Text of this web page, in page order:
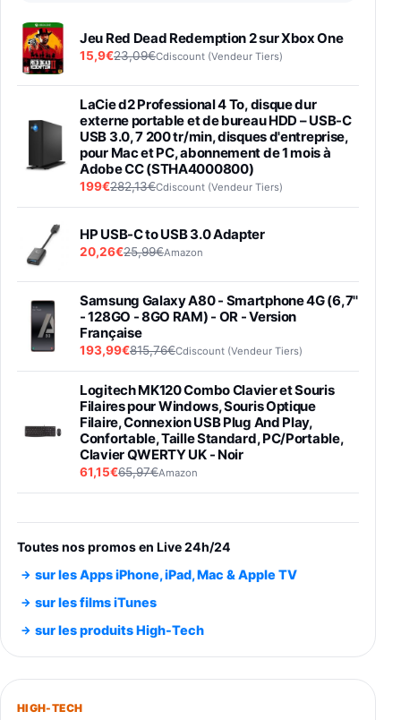
Jeu Red Dead Redemption 2 sur Xbox One
15,9€23,09€Cdiscount (Vendeur Tiers)
LaCie d2 Professional 4 To, disque dur
externe portable et de bureau HDD – USB-C
USB 3.0, 7 200 tr/min, disques d'entreprise,
pour Mac et PC, abonnement de 1 mois à
Adobe CC (STHA4000800)
199€282,13€Cdiscount (Vendeur Tiers)
HP USB-C to USB 3.0 Adapter
20,26€25,99€Amazon
Samsung Galaxy A80 - Smartphone 4G (6,7''
- 128GO - 8GO RAM) - OR - Version
Française
193,99€815,76€Cdiscount (Vendeur Tiers)
Logitech MK120 Combo Clavier et Souris
Filaires pour Windows, Souris Optique
Filaire, Connexion USB Plug And Play,
Confortable, Taille Standard, PC/Portable,
Clavier QWERTY UK - Noir
61,15€65,97€Amazon
entraénement direct 3 vitesses (33-45-78
trs/min) avec pre-ampli intégré et port USB
Smartphone SAMSUNG Galaxy S26 Ultra
891,99€1199€Fnac (Vendeur Tiers)
Smartphone SAMSUNG Galaxy S26+ Violet
749,99€
Toutes nos promos en Live 24h/24
sur les Apps iPhone, iPad, Mac & Apple TV
sur les films iTunes
sur les produits High-Tech
HIGH-TECH